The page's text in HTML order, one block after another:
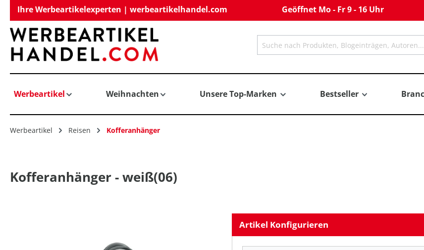
Zur Hauptnavigation springen
Ihre Werbeartikelexperten | werbeartikelhandel.com Geöffnet Mo - Fr 9 - 16 Uhr
Werbeartikel Weihnachten Unsere Top-Marken Bestseller
Werbeartikel Reisen Kofferanhänger
Kofferanhänger - weiß(06)
Artikel Konfigurieren